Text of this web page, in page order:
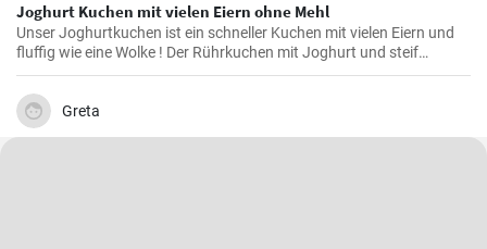
Joghurt Kuchen mit vielen Eiern ohne Mehl
Unser Joghurtkuchen ist ein schneller Kuchen mit vielen Eiern und
fluffig wie eine Wolke ! Der Rührkuchen mit Joghurt und steif
geschlagenem Eiweiß (ohne Mehl) wird ihre Familie begeistern weil
er so flauschig und lecker ist.
Greta